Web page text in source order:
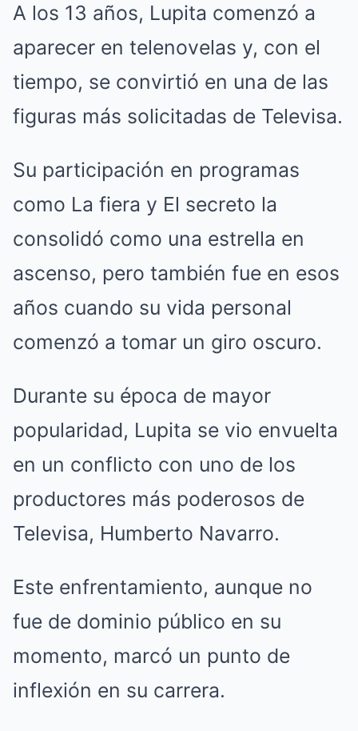
A los 13 años, Lupita comenzó a
aparecer en telenovelas y, con el
tiempo, se convirtió en una de las
figuras más solicitadas de Televisa.
Su participación en programas
como La fiera y El secreto la
consolidó como una estrella en
ascenso, pero también fue en esos
años cuando su vida personal
comenzó a tomar un giro oscuro.
Durante su época de mayor
popularidad, Lupita se vio envuelta
en un conflicto con uno de los
productores más poderosos de
Televisa, Humberto Navarro.
Este enfrentamiento, aunque no
fue de dominio público en su
momento, marcó un punto de
inflexión en su carrera.